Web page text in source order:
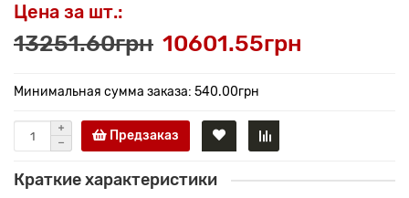
Цена за шт.:
13251.60грн 10601.55грн
Минимальная сумма заказа: 540.00грн
Предзаказ
Краткие характеристики